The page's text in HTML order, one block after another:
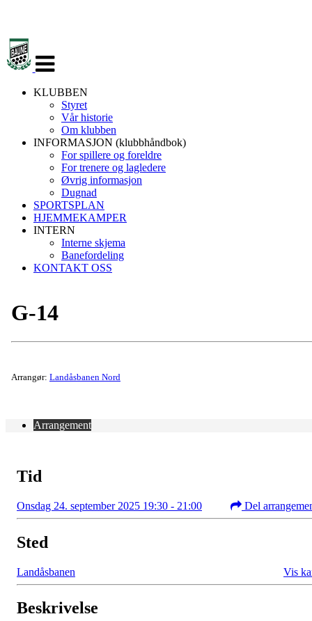
navigasjon
KLUBBEN
Styret
Vår historie
Om klubben
INFORMASJON (klubbhåndbok)
For spillere og foreldre
For trenere og lagledere
Øvrig informasjon
Dugnad
SPORTSPLAN
HJEMMEKAMPER
INTERN
Interne skjema
Banefordeling
KONTAKT OSS
G-14
Arrangør: Landåsbanen Nord
Arrangement
Tid
Onsdag 24. september 2025 19:30 - 21:00 Del
Sted
Landåsbanen Vis
Beskrivelse